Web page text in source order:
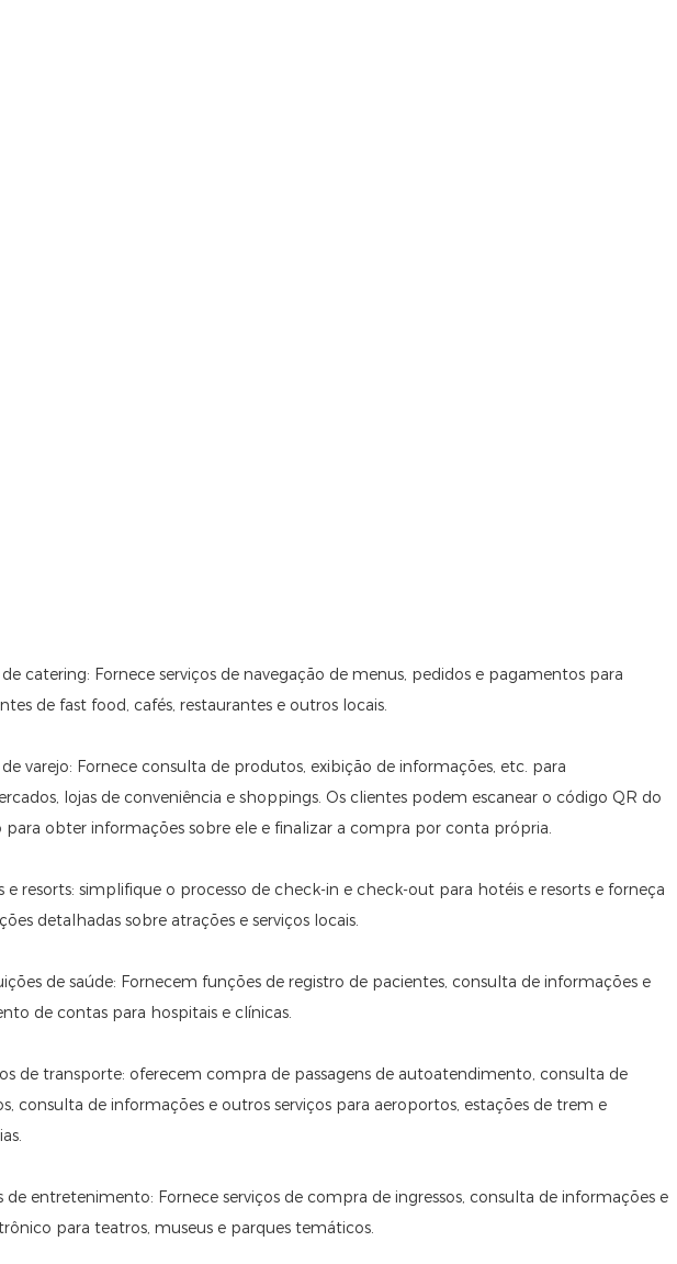
catering: Fornece serviços de navegação de menus, pedidos e pagamentos para
de fast food, cafés, restaurantes e outros locais.
varejo: Fornece consulta de produtos, exibição de informações, etc. para
lojas de conveniência e shoppings. Os clientes podem escanear o código QR do
obter informações sobre ele e finalizar a compra por conta própria.
e resorts: simplifique o processo de check-in e check-out para hotéis e resorts e forneça
detalhadas sobre atrações e serviços locais.
de saúde: Fornecem funções de registro de pacientes, consulta de informações e
de contas para hospitais e clínicas.
de transporte: oferecem compra de passagens de autoatendimento, consulta de
consulta de informações e outros serviços para aeroportos, estações de trem e
de entretenimento: Fornece serviços de compra de ingressos, consulta de informações e
para teatros, museus e parques temáticos.